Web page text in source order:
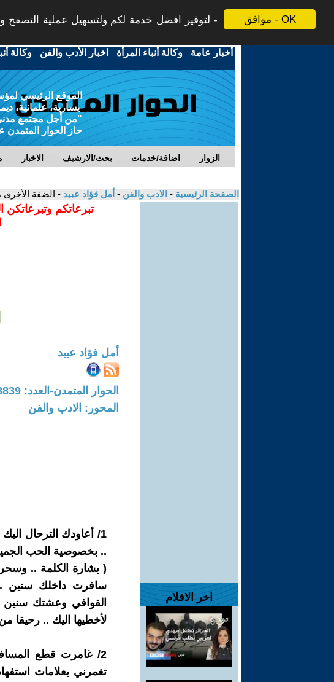
موافق - OK
لتوفير افضل خدمة لكم ولتسهيل عملية التصفح
أخبار عامة -وكالة أنباء المرأة - اخبار الأدب والفن -وكالة
الموقع الرئيسي
يسارية، علمانية،
"من أجل مجتمع مدني
حاز الحوار المتمدن
الاخبار بحث/الارشيف اضافة/خدمات الزوار
الصفحة الرئيسية - الادب والفن - أمل فؤاد عبيد - الضفة الأخرى
اخر الافلام
تبرعاتكم
أمل فؤاد عبيد
الحوار المتمدن-العدد: 3839 - 2012 / 9 / 3 - 21:50
المحور: الادب والفن
1/ أعاودك الترحال
.. بخصوصية الحب
( بشارة الكلمة ..
سافرت داخلك سنين
القوافي وعشتك سنين
لأخطيها اليك .. رحيقا
2/ غامرت قطع
تغمرني بعلامات